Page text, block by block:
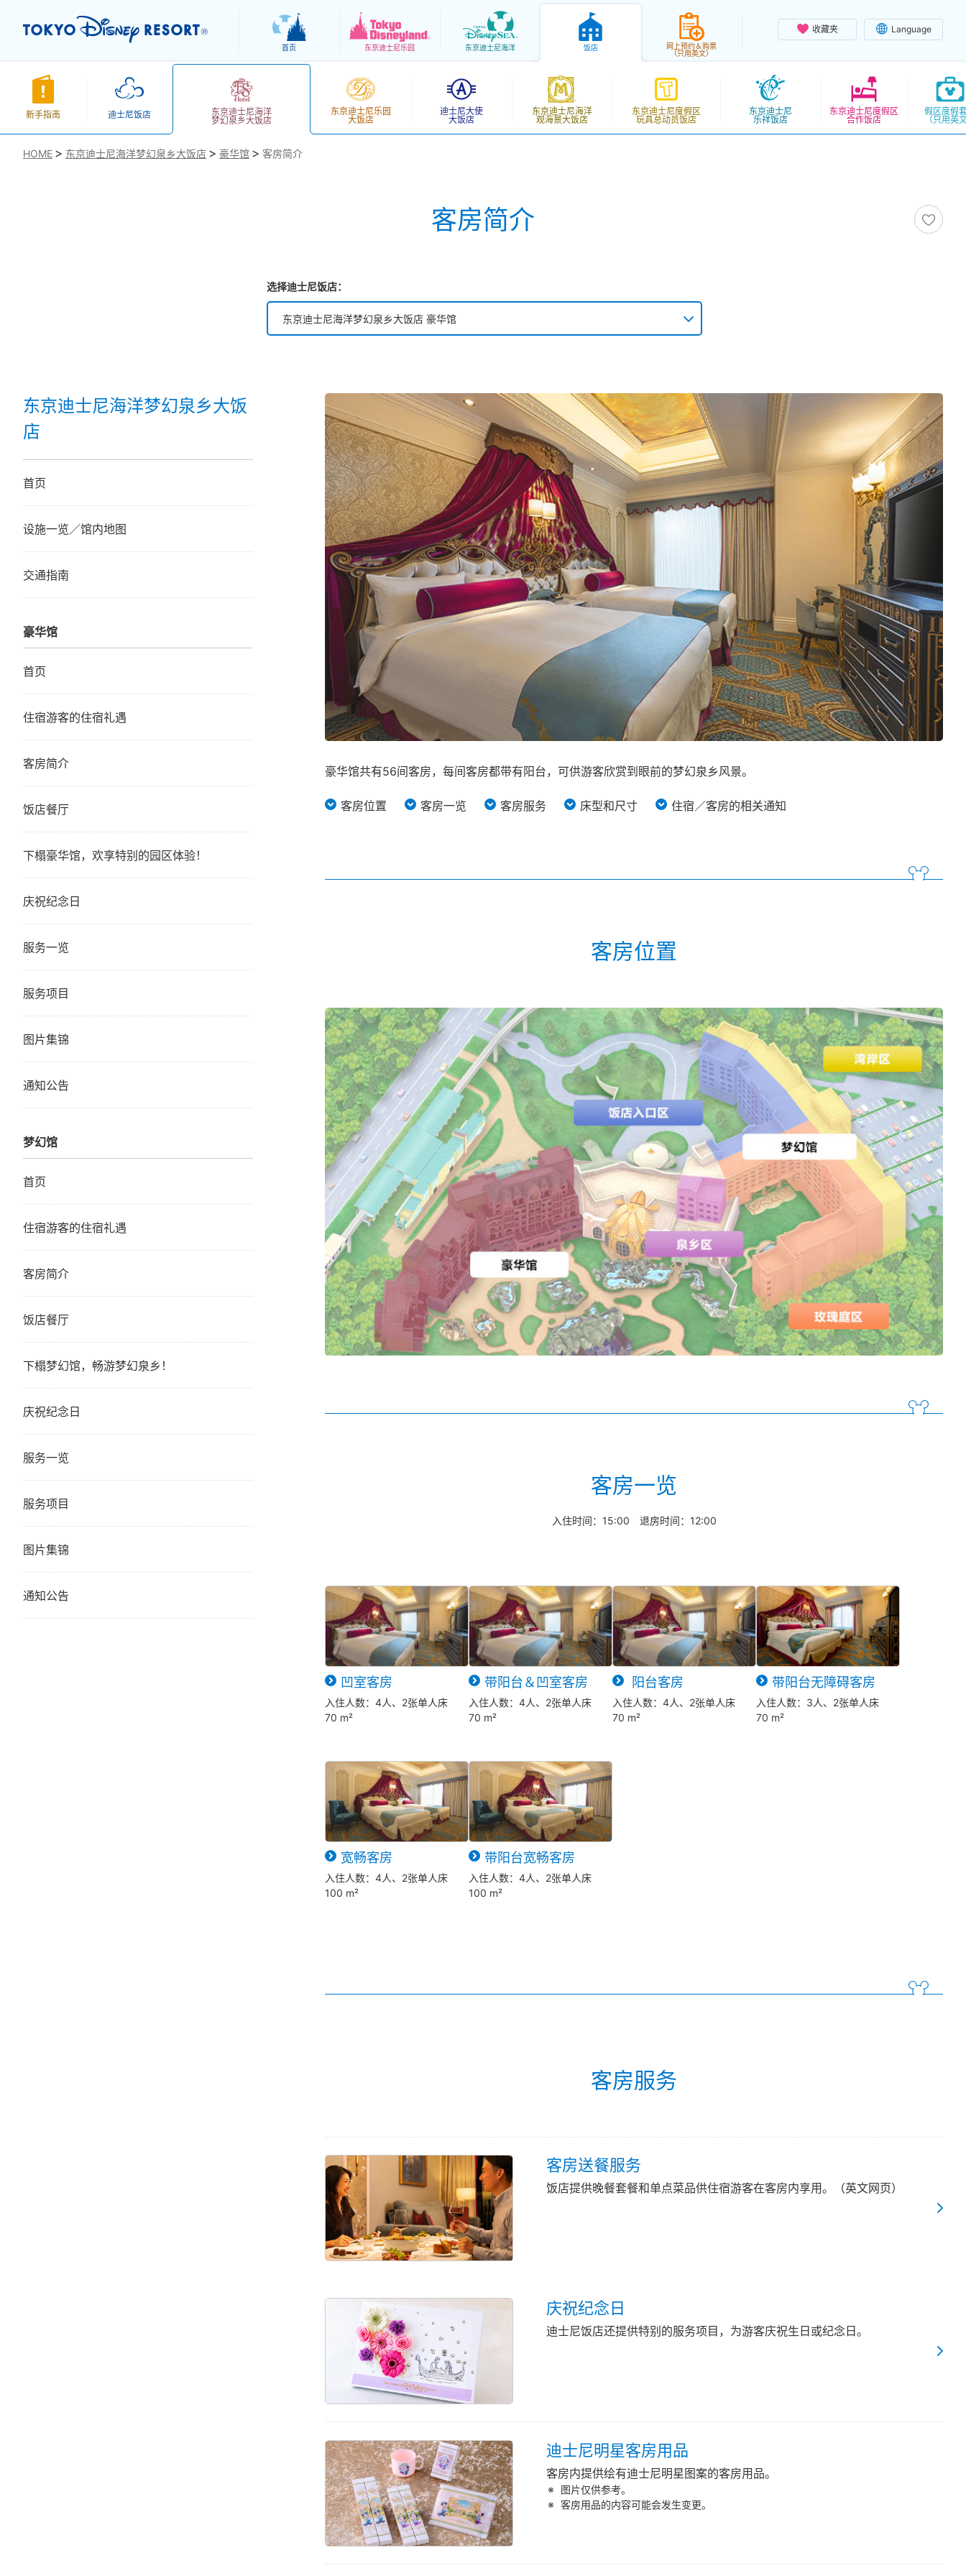
收藏夹 Language
首页 东京迪士尼乐园 东京迪士尼海洋 饭店
网上预约＆购票
（只用英文）
新手指南 迪士尼饭店
东京迪士尼海洋
梦幻泉乡大饭店
东京迪士尼乐园
大饭店
迪士尼大使
大饭店
东京迪士尼海洋
观海景大饭店
东京迪士尼度假区
玩具总动员饭店
东京迪士尼
乐祥饭店
东京迪士尼度假区
合作饭店
假区度假
（只用英
HOME 东京迪士尼海洋梦幻泉乡大饭店 豪华馆 客房简介
客房简介
选择迪士尼饭店：
东京迪士尼海洋梦幻泉乡大饭店 豪华馆
东京迪士尼海洋梦幻泉乡大饭店 梦幻馆
东京迪士尼乐园大饭店
迪士尼大使大饭店
东京迪士尼海洋观海景大饭店
东京迪士尼度假区玩具总动员饭店
东京迪士尼乐祥饭店
豪华馆共有56间客房，每间客房都带有阳台，可供游客欣赏到眼前的梦幻泉乡风景。
客房位置 客房一览 客房服务 床型和尺寸 住宿／客房的相关通知
客房位置
客房一览
入住时间：15:00 退房时间：12:00
凹室客房
入住人数：4人、2张单人床
70 m²
带阳台＆凹室客房
入住人数：4人、2张单人床
70 m²
阳台客房
入住人数：4人、2张单人床
70 m²
带阳台无障碍客房
入住人数：3人、2张单人床
70 m²
宽畅客房
入住人数：4人、2张单人床
100 m²
带阳台宽畅客房
入住人数：4人、2张单人床
100 m²
客房服务
客房送餐服务
饭店提供晚餐套餐和单点菜品供住宿游客在客房内享用。（英文网页）
庆祝纪念日
迪士尼饭店还提供特别的服务项目，为游客庆祝生日或纪念日。
迪士尼明星客房用品
客房内提供绘有迪士尼明星图案的客房用品。
图片仅供参考。
客房用品的内容可能会发生变更。
东京迪士尼海洋梦幻泉乡大饭
店
首页
设施一览／馆内地图
交通指南
豪华馆
首页
住宿游客的住宿礼遇
客房简介
饭店餐厅
下榻豪华馆，欢享特别的园区体验！
庆祝纪念日
服务一览
服务项目
图片集锦
通知公告
梦幻馆
首页
住宿游客的住宿礼遇
客房简介
饭店餐厅
下榻梦幻馆，畅游梦幻泉乡！
庆祝纪念日
服务一览
服务项目
图片集锦
通知公告